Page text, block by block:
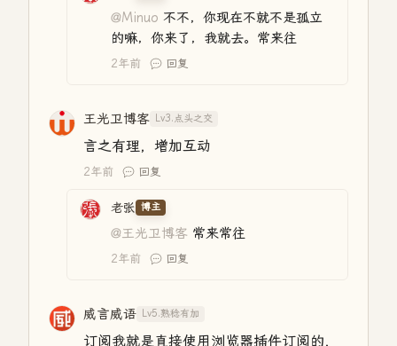
@Minuo 不不，你现在不就不是孤立
的嘛，你来了，我就去。常来往
2年前 回复
王光卫博客 Lv3.点头之交
言之有理，增加互动
2年前 回复
老张 博主
@王光卫博客 常来常往
2年前 回复
威言威语 Lv5.熟稔有加
订阅我就是直接使用浏览器插件订阅的，